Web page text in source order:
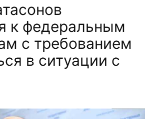
к федеральным
с требованием
в ситуации с